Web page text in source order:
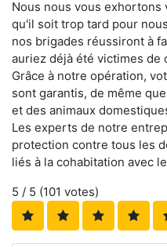
Nous nous vous exhortons
qu'il soit trop tard pour
nos brigades réussiront à
auriez déjà été victimes de
Grâce à notre opération,
sont garantis, de même
et des animaux
Les experts de notre
protection contre tous les
liés à la cohabitation avec
5 / 5 (101 votes)